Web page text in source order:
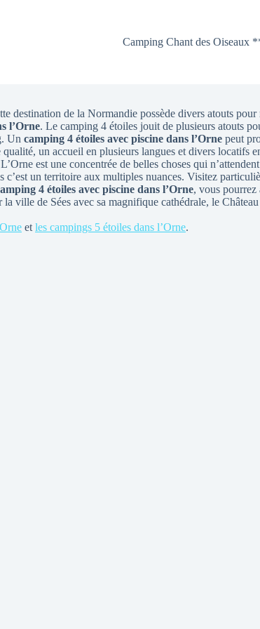
Camping Chant des Oiseaux
destination de la Normandie possède divers atouts
l’Orne. Le camping 4 étoiles jouit de plusieurs atouts
Un camping 4 étoiles avec piscine dans l’Orne peut
un accueil en plusieurs langues et divers locatifs
est une concentrée de belles choses qui
un territoire aux multiples nuances. Visitez
4 étoiles avec piscine dans l’Orne, vous pourrez
ville de Sées avec sa magnifique cathédrale, le
et les campings 5 étoiles dans l’Orne.